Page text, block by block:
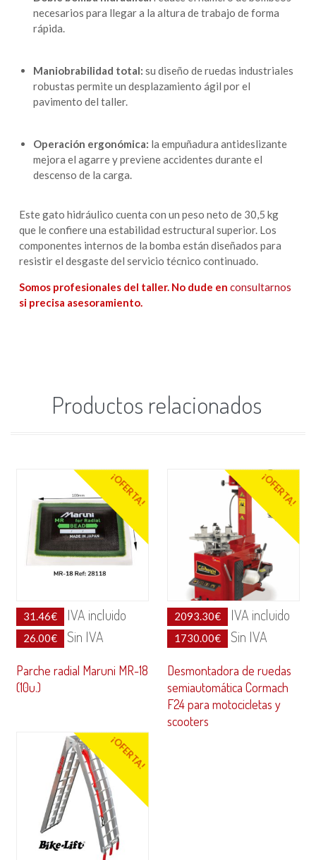
necesarios para llegar a la altura de trabajo de forma
rápida.
Maniobrabilidad total: su diseño de ruedas industriales
robustas permite un desplazamiento ágil por el
pavimento del taller.
Operación ergonómica: la empuñadura antideslizante
mejora el agarre y previene accidentes durante el
descenso de la carga.
Este gato hidráulico cuenta con un peso neto de 30,5 kg
que le confiere una estabilidad estructural superior. Los
componentes internos de la bomba están diseñados para
resistir el desgaste del servicio técnico continuado.
Somos profesionales del taller. No dude en consultarnos
si precisa asesoramiento.
Productos relacionados
¡OFERTA!
31.46€ IVA incluido
26.00€ Sin IVA
Parche radial Maruni MR-18
(10u.)
¡OFERTA!
2093.30€ IVA incluido
1730.00€ Sin IVA
Desmontadora de ruedas
semiautomática Cormach
F24 para motocicletas y
scooters
¡OFERTA!